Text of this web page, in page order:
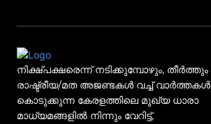
നിക്ഷ്പക്ഷരെന്ന് നടിക്കുമ്പോഴും, തീർത്തും
രാഷ്ട്രീയ/മത അജണ്ടകൾ വച്ച് വാർത്തകൾ
കൊടുക്കുന്ന കേരളത്തിലെ മുഖ്യ ധാരാ
മാധ്യമങ്ങളിൽ നിന്നും വേറിട്ട്,